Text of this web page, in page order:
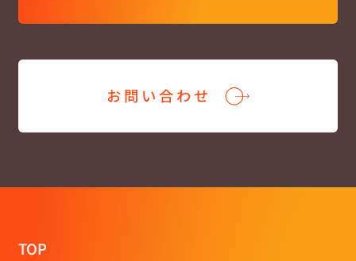
お問い合わせ
TOP